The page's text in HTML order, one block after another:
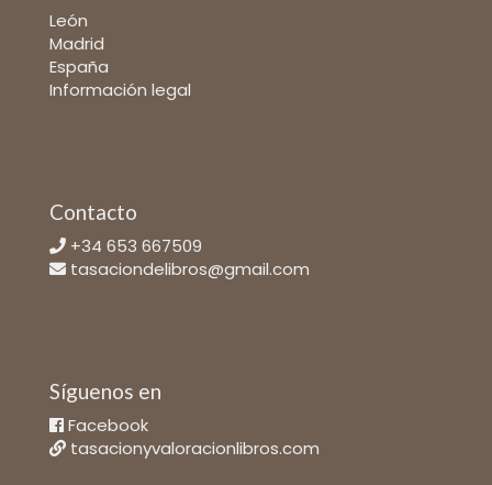
León
Madrid
España
Información legal
Contacto
+34 653 667509
tasaciondelibros@gmail.com
Síguenos en
Facebook
tasacionyvaloracionlibros.com